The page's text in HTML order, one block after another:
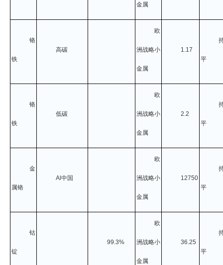
金属
铬
铁
高碳
欧
洲战略小
金属
1.17
平
铬
铁
低碳
欧
洲战略小
金属
2.2
平
金
属铬
Al中国
欧
洲战略小
金属
12750
平
钴
锭
99.3%
欧
洲战略小
金属
36.25
平